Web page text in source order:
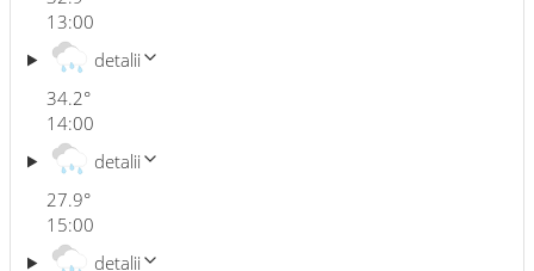
13:00
34.2°
detalii
14:00
27.9°
detalii
15:00
detalii